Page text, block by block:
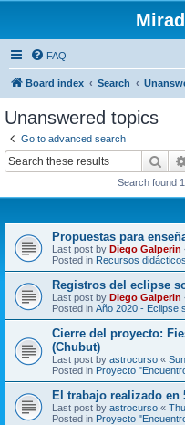
FAQ
Board index Search
Unanswered topics
Go to advanced search
Search found
Propuestas para
Last post by Diego Galperin
Posted in Recursos
Registros del eclipse
Last post by Diego Galperin
Posted in Año 2020 - Eclipse
Cierre del proyecto:
(Chubut)
Last post by astrocurso «
Posted in Proyecto
El trabajo realizado en
Last post by astrocurso «
Posted in Proyecto